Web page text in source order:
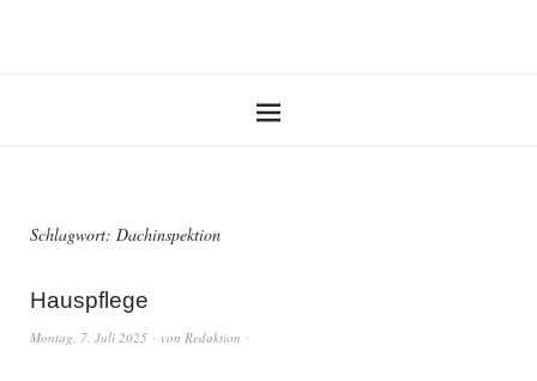
Schlagwort: Dachinspektion
Hauspflege
Montag, 7. Juli 2025 von Redaktion